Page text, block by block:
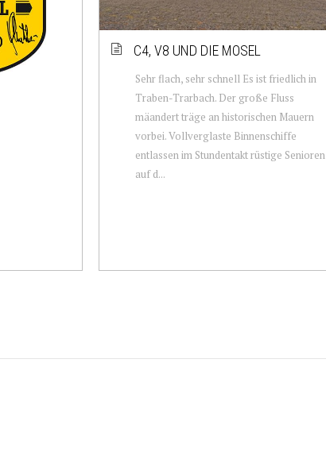
C4, V8 UND DIE MOSEL
Sehr flach, sehr schnell Es ist friedlich in
Traben-Trarbach. Der große Fluss
mäandert träge an historischen Mauern
vorbei. Vollverglaste Binnenschiffe
entlassen im Stundentakt rüstige Senioren
auf d...